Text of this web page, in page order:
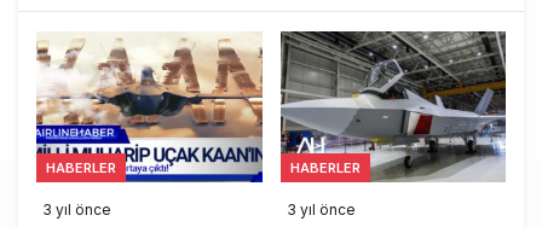
HABERLER
3 yıl önce
HABERLER
3 yıl önce